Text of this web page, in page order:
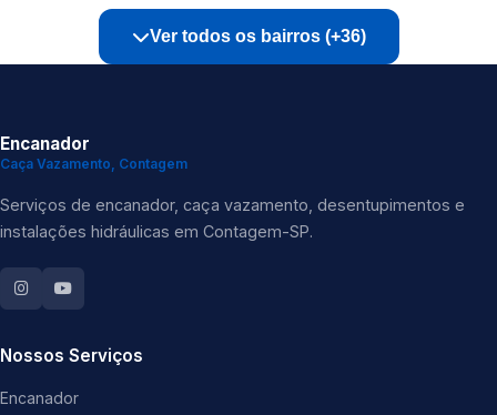
Ver todos os bairros (+36)
Encanador
Caça Vazamento, Contagem
Serviços de encanador, caça vazamento, desentupimentos e
instalações hidráulicas em Contagem-SP.
Nossos Serviços
Encanador